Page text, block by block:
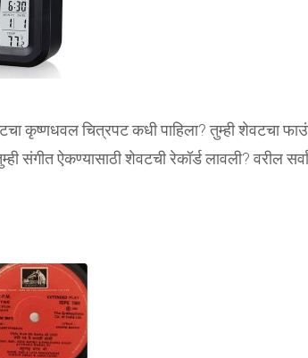
कृष्णधवल चित्रपट कधी पाहिला? तुम्ही शेवटचा
संगीत ऐकण्यासाठी शेवटची रेकॉर्ड लावली? वरील